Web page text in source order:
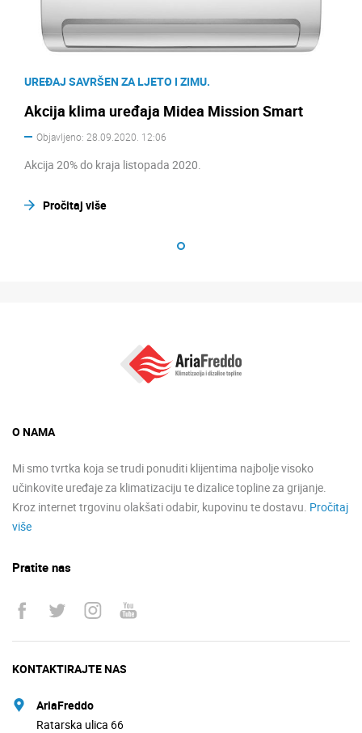
UREĐAJ SAVRŠEN ZA LJETO I ZIMU.
Akcija klima uređaja Midea Mission Smart
Objavljeno: 28.09.2020. 12:06
Akcija 20% do kraja listopada 2020.
Pročitaj više
O NAMA
Mi smo tvrtka koja se trudi ponuditi klijentima najbolje visoko
učinkovite uređaje za klimatizaciju te dizalice topline za grijanje.
Kroz internet trgovinu olakšati odabir, kupovinu te dostavu. Pročitaj
više
Pratite nas
KONTAKTIRAJTE NAS
AriaFreddo
Ratarska ulica 66